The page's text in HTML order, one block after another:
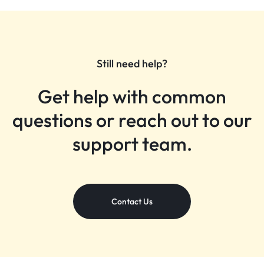
Still need help?
Get help with common
questions or reach out to our
support team.
Contact Us